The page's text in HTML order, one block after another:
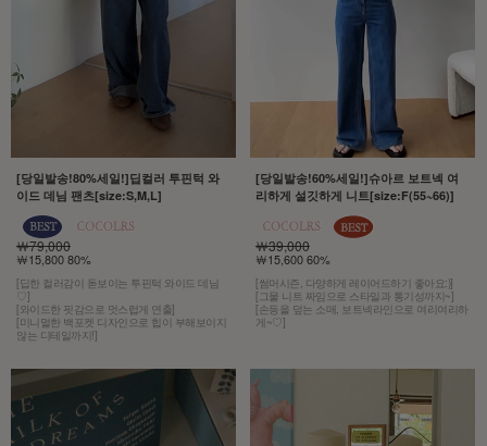
[당일발송!80%세일!]딥컬러 투핀턱 와
이드 데님 팬츠[size:S,M,L]
￦79,000
￦15,800 80%
[딥한 컬러감이 돋보이는 투핀턱 와이드 데님
♡]
[와이드한 핏감으로 멋스럽게 연출]
[미니멀한 백포켓 디자인으로 힙이 부해보이지
않는 디테일까지!]
[당일발송!60%세일!]슈아르 보트넥 여
리하게 설깃하게 니트[size:F(55~66)]
￦39,000
￦15,600 60%
[썸머시즌, 다양하게 레이어드하기 좋아요:)]
[그물 니트 짜임으로 스타일과 통기성까지~]
[손등을 덮는 소매, 보트넥라인으로 여리여리하
게~♡]